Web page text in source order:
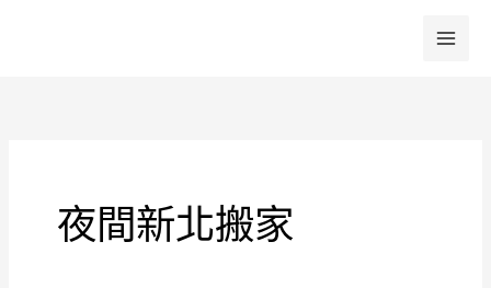
夜間新北搬家